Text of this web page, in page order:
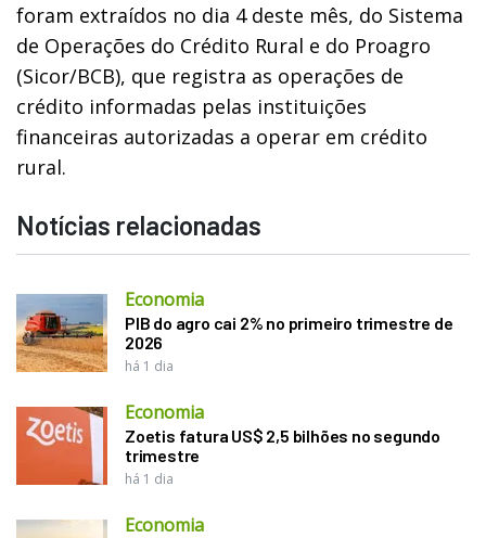
foram extraídos no dia 4 deste mês, do Sistema
de Operações do Crédito Rural e do Proagro
(Sicor/BCB), que registra as operações de
crédito informadas pelas instituições
financeiras autorizadas a operar em crédito
rural.
Notícias relacionadas
Economia
PIB do agro cai 2% no primeiro trimestre de
2026
há 1 dia
Economia
Zoetis fatura US$ 2,5 bilhões no segundo
trimestre
há 1 dia
Economia